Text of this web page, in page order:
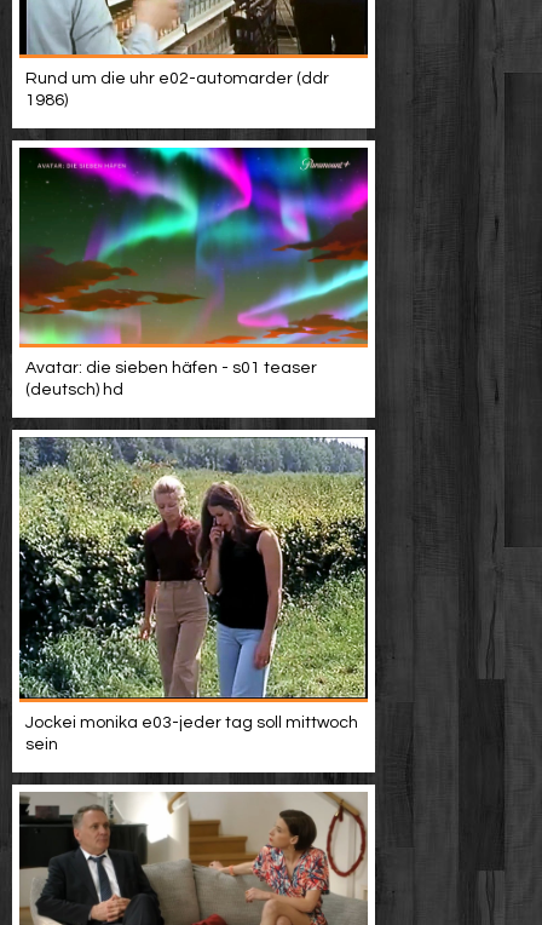
Rund um die uhr e02-automarder (ddr
1986)
Avatar: die sieben häfen - s01 teaser
(deutsch) hd
Jockei monika e03-jeder tag soll mittwoch
sein